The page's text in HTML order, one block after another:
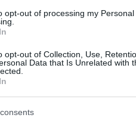
opt-out of processing my
opt-out of Collection, Use,
Data that Is Unrelated with
στην δε απάντησή της
όριά σας».
protothema.gr στο Google